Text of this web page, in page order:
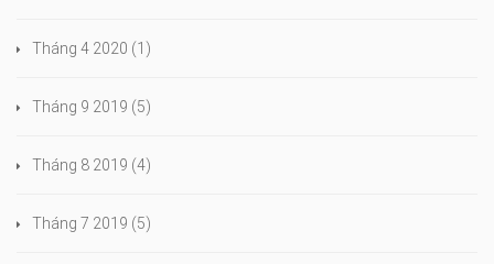
Tháng 4 2020 (1)
Tháng 9 2019 (5)
Tháng 8 2019 (4)
Tháng 7 2019 (5)